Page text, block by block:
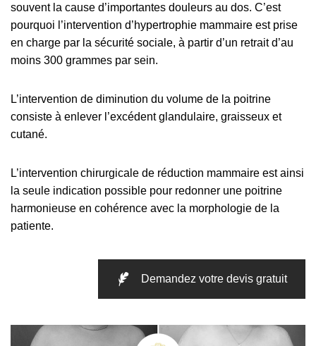
souvent la cause d’importantes douleurs au dos. C’est
pourquoi l’intervention d’hypertrophie mammaire est prise
en charge par la sécurité sociale, à partir d’un retrait d’au
moins 300 grammes par sein.
L’intervention de diminution du volume de la poitrine
consiste à enlever l’excédent glandulaire, graisseux et
cutané.
L’intervention chirurgicale de réduction mammaire est ainsi
la seule indication possible pour redonner une poitrine
harmonieuse en cohérence avec la morphologie de la
patiente.
Demandez votre devis gratuit